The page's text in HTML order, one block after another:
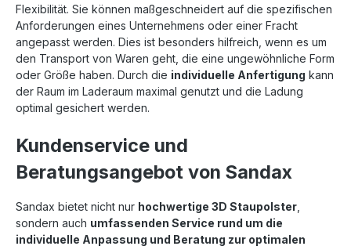
Flexibilität. Sie können maßgeschneidert auf die spezifischen
Anforderungen eines Unternehmens oder einer Fracht
angepasst werden. Dies ist besonders hilfreich, wenn es um
den Transport von Waren geht, die eine ungewöhnliche Form
oder Größe haben. Durch die individuelle Anfertigung kann
der Raum im Laderaum maximal genutzt und die Ladung
optimal gesichert werden.
Kundenservice und
Beratungsangebot von Sandax
Sandax bietet nicht nur hochwertige 3D Staupolster
sondern auch umfassenden Service rund um die
individuelle Anpassung und Beratung zur optimalen